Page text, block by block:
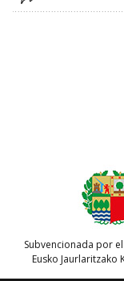
Subvencionada por
Eusko Jaurlaritzako